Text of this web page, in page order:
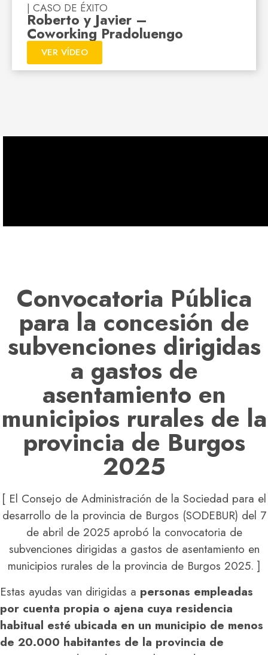
| CASO DE ÉXITO
Roberto y Javier –
Coworking Pradoluengo
VER VÍDEO
Convocatoria Pública
para la concesión de
subvenciones dirigidas
a gastos de
asentamiento en
municipios rurales de la
provincia de Burgos
2025
[ El Consejo de Administración de la Sociedad para el
desarrollo de la provincia de Burgos (SODEBUR) del 7
de abril de 2025 aprobó la convocatoria de
subvenciones dirigidas a gastos de asentamiento en
municipios rurales de la provincia de Burgos 2025. ]
Estas ayudas van dirigidas a personas empleadas
por cuenta propia o ajena cuya residencia
habitual esté ubicada en un municipio de menos
de 20.000 habitantes de la provincia de